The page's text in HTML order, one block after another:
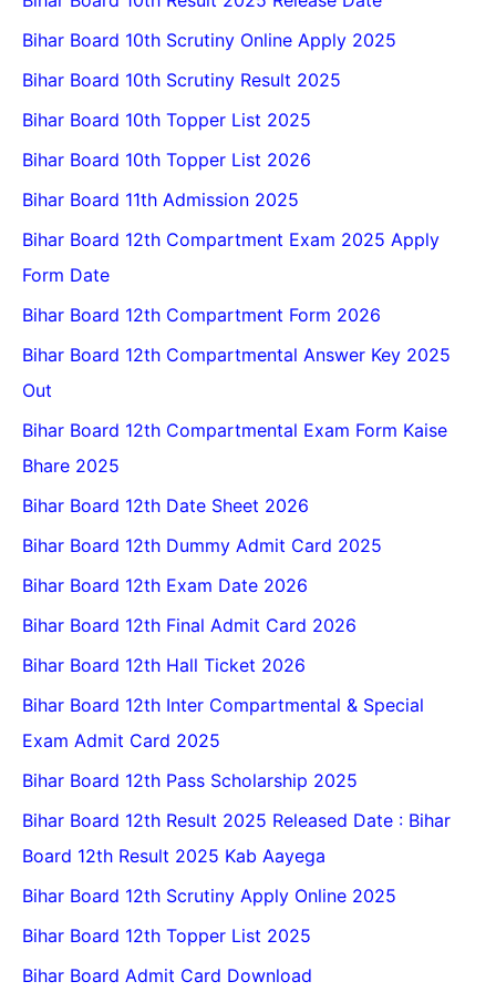
Bihar Board 10th Scrutiny Online Apply 2025
Bihar Board 10th Scrutiny Result 2025
Bihar Board 10th Topper List 2025
Bihar Board 10th Topper List 2026
Bihar Board 11th Admission 2025
Bihar Board 12th Compartment Exam 2025 Apply
Form Date
Bihar Board 12th Compartment Form 2026
Bihar Board 12th Compartmental Answer Key 2025
Out
Bihar Board 12th Compartmental Exam Form Kaise
Bhare 2025
Bihar Board 12th Date Sheet 2026
Bihar Board 12th Dummy Admit Card 2025
Bihar Board 12th Exam Date 2026
Bihar Board 12th Final Admit Card 2026
Bihar Board 12th Hall Ticket 2026
Bihar Board 12th Inter Compartmental & Special
Exam Admit Card 2025
Bihar Board 12th Pass Scholarship 2025
Bihar Board 12th Result 2025 Released Date : Bihar
Board 12th Result 2025 Kab Aayega
Bihar Board 12th Scrutiny Apply Online 2025
Bihar Board 12th Topper List 2025
Bihar Board Admit Card Download